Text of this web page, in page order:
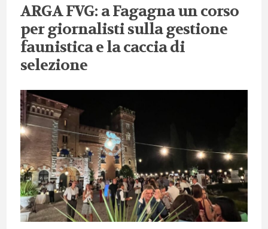
ARGA FVG: a Fagagna un corso
per giornalisti sulla gestione
faunistica e la caccia di
selezione